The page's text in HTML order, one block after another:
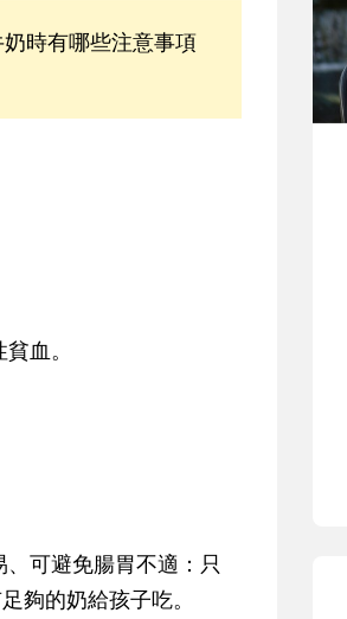
時有哪些注意事項
血。
可避免腸胃不適：只
夠的奶給孩子吃。
導主任帶爸媽提前了解小一校園
與課業學習，無痛銜接上小學。